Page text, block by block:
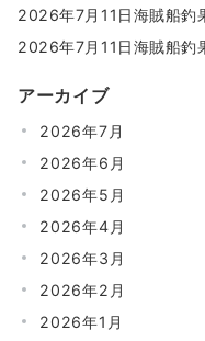
2026年7月11日海賊船釣
2026年7月11日海賊船釣
アーカイブ
2026年7月
2026年6月
2026年5月
2026年4月
2026年3月
2026年2月
2026年1月